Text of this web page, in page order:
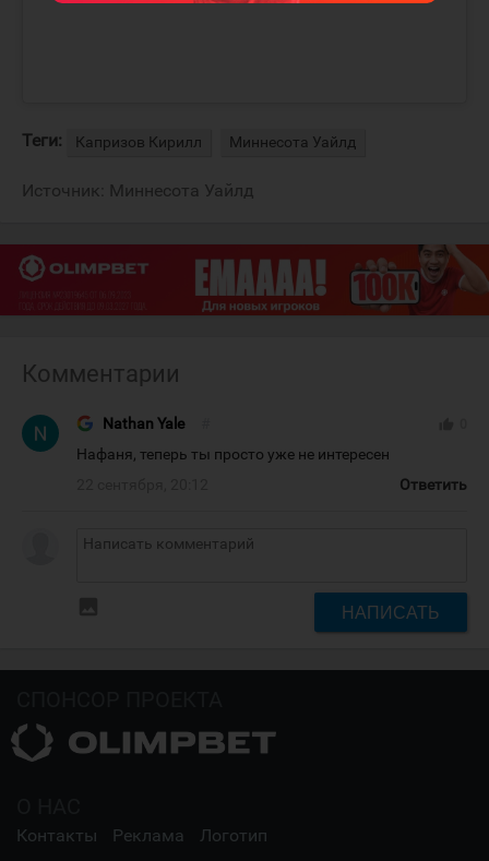
Теги: Капризов Кирилл Миннесота Уайлд
Источник: Миннесота Уайлд
Комментарии
Nathan Yale
Нафаня, теперь ты просто уже не интересен
Ответить
НАПИСАТЬ
Контакты Реклама Логотип